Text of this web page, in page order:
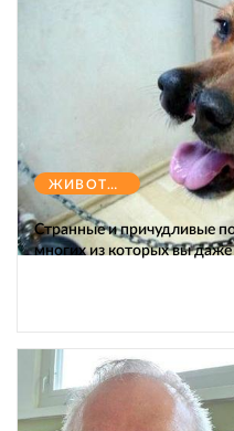
ЖИВОТНЫЕ
Странные и причудливые
многих из которых вы